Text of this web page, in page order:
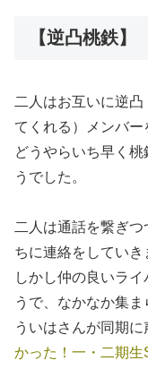
【逆凸桃鉄】
二人はお互いに逆
てくれる）メンバー
どうやらいち早く
うでした。
二人は通話を繋ぎ
ちに連絡をしていき
しかし仲の良いラ
うで、なかなか集ま
ういはさんが同期
かった！一・二期生